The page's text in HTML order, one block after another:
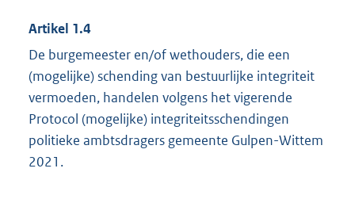
Artikel 1.4
De burgemeester en/of wethouders, die een
(mogelijke) schending van bestuurlijke integriteit
vermoeden, handelen volgens het vigerende
Protocol (mogelijke) integriteitsschendingen
politieke ambtsdragers gemeente Gulpen-Wittem
2021.